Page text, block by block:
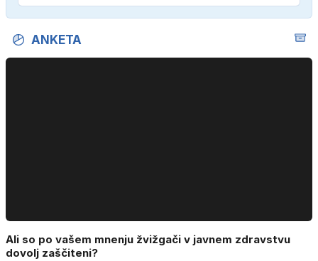
ANKETA
Ali so po vašem mnenju žvižgači v javnem zdravstvu
dovolj zaščiteni?